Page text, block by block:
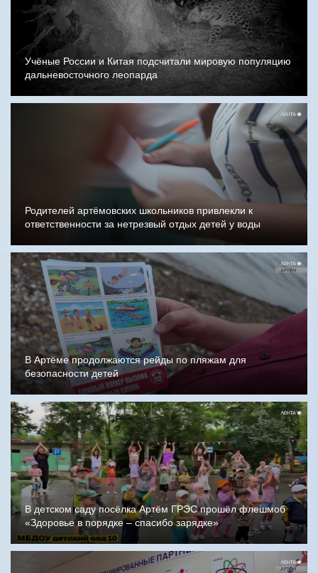
Учёные России и Китая подсчитали мировую популяцию
дальневосточного леопарда
Родителей артёмовских школьников привлекли к
ответственности за нетрезвый отдых детей у воды
В Артёме продолжаются рейды по пляжам для
безопасности детей
В детском саду посёлка Артём ГРЭС прошёл флешмоб
«Здоровье в порядке – спасибо зарядке»